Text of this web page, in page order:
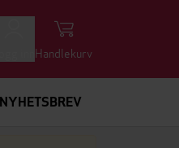
Handlekurv
NYHETSBREV